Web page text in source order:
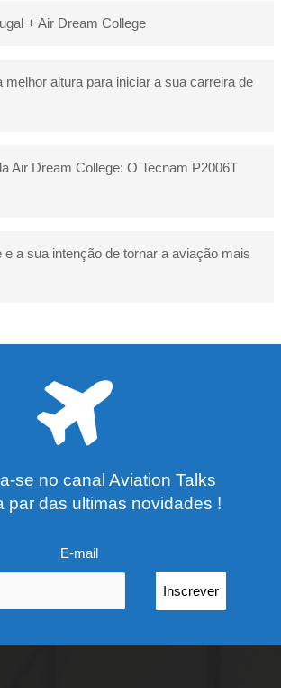
+ Air Dream College
melhor altura para iniciar a sua carreira de
Air Dream College: O Tecnam P2006T
e a sua intenção de tornar a aviação mais
se no canal Aviation Talks
par das ultimas novidades !
E-mail